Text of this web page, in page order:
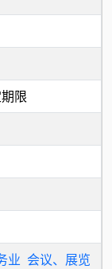
限
业 会议、展览